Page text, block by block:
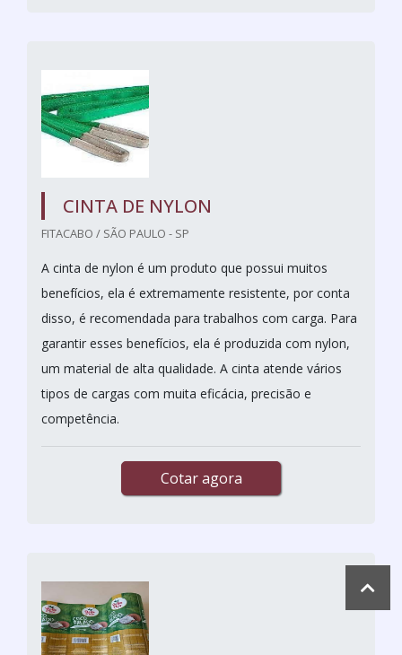
CINTA DE NYLON
FITACABO / SÃO PAULO - SP
A cinta de nylon é um produto que possui muitos
benefícios, ela é extremamente resistente, por conta
disso, é recomendada para trabalhos com carga. Para
garantir esses benefícios, ela é produzida com nylon,
um material de alta qualidade. A cinta atende vários
tipos de cargas com muita eficácia, precisão e
competência.
Cotar agora